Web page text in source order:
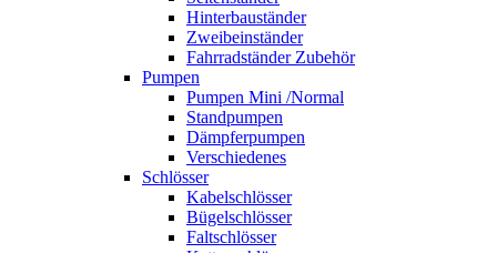
Hinterbauständer
Zweibeinständer
Fahrradständer Zubehör
Pumpen
Pumpen Mini /Normal
Standpumpen
Dämpferpumpen
Verschiedenes
Schlösser
Kabelschlösser
Bügelschlösser
Faltschlösser